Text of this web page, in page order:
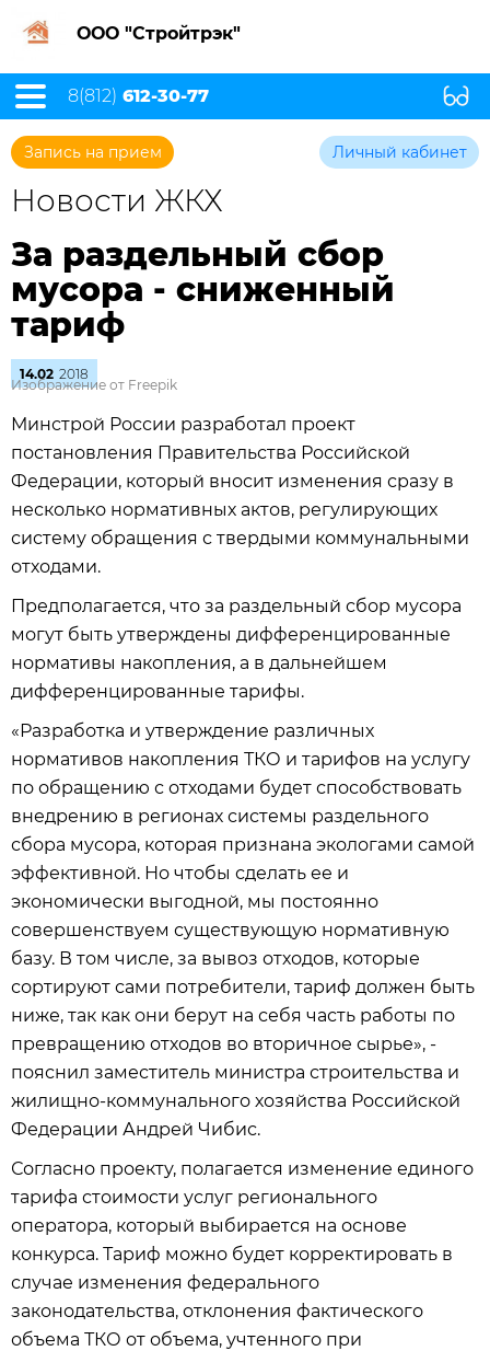
ООО "Стройтрэк"
8(812) 612-30-77
Запись на прием Личный кабинет
Новости ЖКХ
За раздельный сбор
мусора - сниженный
тариф
14.02 2018
Изображение от Freepik
Минстрой России разработал проект
постановления Правительства Российской
Федерации, который вносит изменения сразу в
несколько нормативных актов, регулирующих
систему обращения с твердыми коммунальными
отходами.
Предполагается, что за раздельный сбор мусора
могут быть утверждены дифференцированные
нормативы накопления, а в дальнейшем
дифференцированные тарифы.
«Разработка и утверждение различных
нормативов накопления ТКО и тарифов на услугу
по обращению с отходами будет способствовать
внедрению в регионах системы раздельного
сбора мусора, которая признана экологами самой
эффективной. Но чтобы сделать ее и
экономически выгодной, мы постоянно
совершенствуем существующую нормативную
базу. В том числе, за вывоз отходов, которые
сортируют сами потребители, тариф должен быть
ниже, так как они берут на себя часть работы по
превращению отходов во вторичное сырье», -
пояснил заместитель министра строительства и
жилищно-коммунального хозяйства Российской
Федерации Андрей Чибис.
Согласно проекту, полагается изменение единого
тарифа стоимости услуг регионального
оператора, который выбирается на основе
конкурса. Тариф можно будет корректировать в
случае изменения федерального
законодательства, отклонения фактического
объема ТКО от объема, учтенного при